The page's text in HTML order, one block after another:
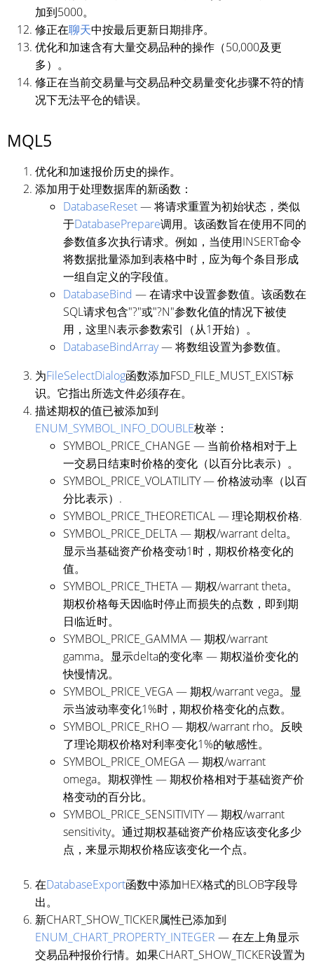
加到5000。
修正在聊天中按最后更新日期排序。
优化和加速含有大量交易品种的操作（50,000及更
多）。
修正在当前交易量与交易品种交易量变化步骤不符的情
况下无法平仓的错误。
MQL5
优化和加速报价历史的操作。
添加用于处理数据库的新函数：
DatabaseReset— 将请求重置为初始状态，类似
于DatabasePrepare调用。该函数旨在使用不同的
参数值多次执行请求。例如，当使用INSERT命令
将数据批量添加到表格中时，应为每个条目形成
一组自定义的字段值。
DatabaseBind — 在请求中设置参数值。该函数在
SQL请求包含"?"或"?N"参数化值的情况下被使
用，这里N表示参数索引（从1开始）。
DatabaseBindArray— 将数组设置为参数值。
为FileSelectDialog函数添加FSD_FILE_MUST_EXIST标
识。它指出所选文件必须存在。
描述期权的值已被添加到
ENUM_SYMBOL_INFO_DOUBLE枚举：
SYMBOL_PRICE_CHANGE — 当前价格相对于上
一交易日结束时价格的变化（以百分比表示）。
SYMBOL_PRICE_VOLATILITY — 价格波动率（以百
分比表示）.
SYMBOL_PRICE_THEORETICAL — 理论期权价格.
SYMBOL_PRICE_DELTA — 期权/warrant delta。
显示当基础资产价格变动1时，期权价格变化的
值。
SYMBOL_PRICE_THETA — 期权/warrant theta。
期权价格每天因临时停止而损失的点数，即到期
日临近时。
SYMBOL_PRICE_GAMMA — 期权/warrant
gamma。显示delta的变化率 — 期权溢价变化的
快慢情况。
SYMBOL_PRICE_VEGA — 期权/warrant vega。显
示当波动率变化1%时，期权价格变化的点数。
SYMBOL_PRICE_RHO — 期权/warrant rho。反映
了理论期权价格对利率变化1%的敏感性。
SYMBOL_PRICE_OMEGA — 期权/warrant
omega。期权弹性 — 期权价格相对于基础资产价
格变动的百分比。
SYMBOL_PRICE_SENSITIVITY — 期权/warrant
sensitivity。通过期权基础资产价格应该变化多少
点，来显示期权价格应该变化一个点。
在DatabaseExport函数中添加HEX格式的BLOB字段导
出。
新CHART_SHOW_TICKER属性已添加到
ENUM_CHART_PROPERTY_INTEGER — 在左上角显示
交易品种报价行情。如果CHART_SHOW_TICKER设置为